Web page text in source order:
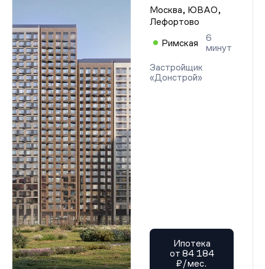
Москва, ЮВАО,
Лефортово
Римская
6
минут
Застройщик
«Донстрой»
Ипотека
от 84 184
₽/мес.